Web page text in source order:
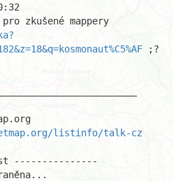
zkušené mappery
;?
listinfo/talk-cz
---------------